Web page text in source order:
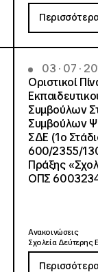
03 · 07 ·
Οριστικοί
Συμβούλων
Συμβούλων
ΣΔΕ (1ο
600/2355/
Πράξης
ΟΠΣ
Ανακοινώσεις
Σχολεία Δεύτερης